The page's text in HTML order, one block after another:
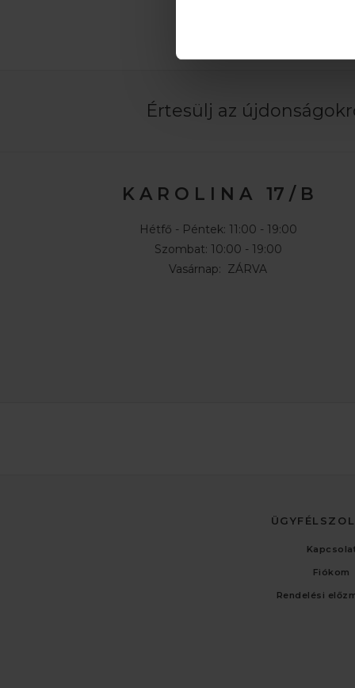
Értesülj az
K A R O L I N A 17 / B
Hétfő - Péntek: 11:00 - 19:00
Szombat: 10:00 - 19:00
Vasárnap: ZÁRVA
Fiókom
Rendelési